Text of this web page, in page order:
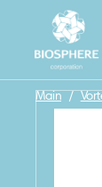
Main /
Назад